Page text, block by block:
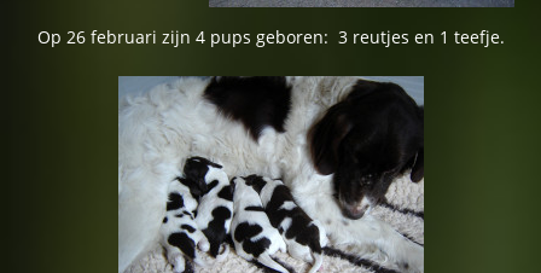
Op 26 februari zijn 4 pups geboren: 3 reutjes en 1 teefje.